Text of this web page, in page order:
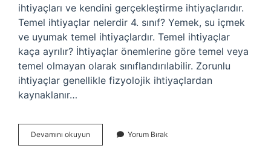
ihtiyaçları ve kendini gerçekleştirme ihtiyaçlarıdır.
Temel ihtiyaçlar nelerdir 4. sınıf? Yemek, su içmek
ve uyumak temel ihtiyaçlardır. Temel ihtiyaçlar
kaça ayrılır? İhtiyaçlar önemlerine göre temel veya
temel olmayan olarak sınıflandırılabilir. Zorunlu
ihtiyaçlar genellikle fizyolojik ihtiyaçlardan
kaynaklanır…
Devamını okuyun
Temel
Yorum Bırak